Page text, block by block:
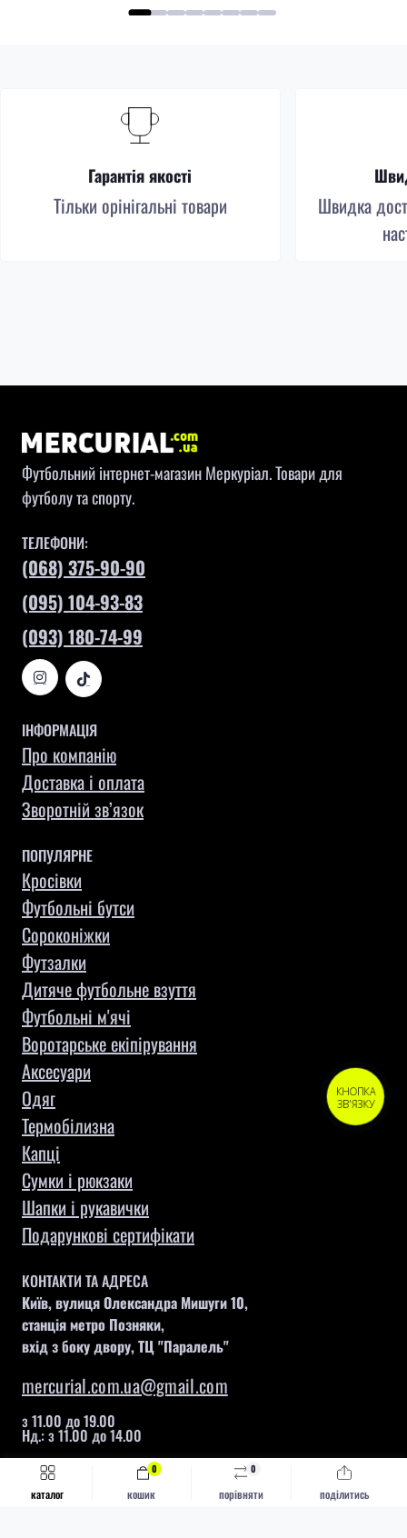
каталог порівняти
0
поділитись
кошик
0
Швидке замовлення
Гарантія якості
Тільки орінігальні товари
Швидка
Футбольний інтернет-магазин Меркуріал. Товари для
футболу та спорту.
ТЕЛЕФОНИ:
(068) 375-90-90
(095) 104-93-83
(093) 180-74-99
ІНФОРМАЦІЯ
Про компанію
Доставка і оплата
Зворотній зв’язок
ПОПУЛЯРНЕ
Кросівки
Футбольні бутси
Сороконіжки
Футзалки
Дитяче футбольне взуття
Футбольні м'ячі
Воротарське екіпірування
Aксесуари
Одяг
Термобілизна
Капці
Сумки і рюкзаки
Шапки і рукавички
Подарункові сертифікати
КОНТАКТИ ТА АДРЕСА
Київ, вулиця Олександра Мишуги 10,
станція метро Позняки,
вхід з боку двору, ТЦ "Паралель"
mercurial.com.ua@gmail.com
з 11.00 до 19.00
Нд.: з 11.00 до 14.00
КНОПКА
ЗВ'ЯЗКУ